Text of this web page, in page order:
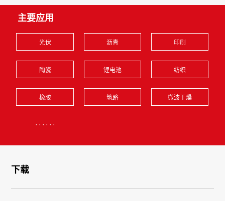
主要应用
光伏 沥青 印刷
陶瓷 锂电池 纺织
橡胶 筑路 微波干燥
······
下载